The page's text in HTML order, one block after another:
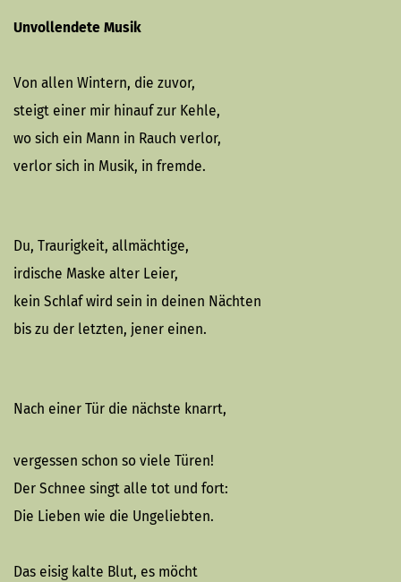
Unvollendete Musik
Von allen Wintern, die zuvor,
steigt einer mir hinauf zur Kehle,
wo sich ein Mann in Rauch verlor,
verlor sich in Musik, in fremde.
Du, Traurigkeit, allmächtige,
irdische Maske alter Leier,
kein Schlaf wird sein in deinen Nächten
bis zu der letzten, jener einen.
Nach einer Tür die nächste knarrt,
vergessen schon so viele Türen!
Der Schnee singt alle tot und fort:
Die Lieben wie die Ungeliebten.
Das eisig kalte Blut, es möcht